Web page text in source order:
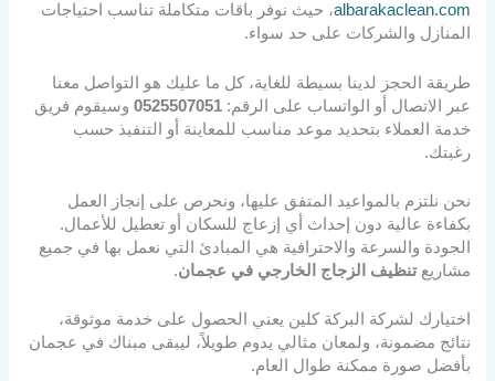
albarakaclean.com، حيث نوفر باقات متكاملة تناسب احتياجات
المنازل والشركات على حد سواء.
طريقة الحجز لدينا بسيطة للغاية، كل ما عليك هو التواصل معنا
عبر الاتصال أو الواتساب على الرقم:0525507051 وسيقوم فريق
خدمة العملاء بتحديد موعد مناسب للمعاينة أو التنفيذ حسب
رغبتك.
نحن نلتزم بالمواعيد المتفق عليها، ونحرص على إنجاز العمل
بكفاءة عالية دون إحداث أي إزعاج للسكان أو تعطيل للأعمال.
الجودة والسرعة والاحترافية هي المبادئ التي نعمل بها في جميع
مشاريعتنظيف الزجاج الخارجي في عجمان.
اختيارك لشركة البركة كلين يعني الحصول على خدمة موثوقة،
نتائج مضمونة، ولمعان مثالي يدوم طويلاً، ليبقى مبناك في عجمان
بأفضل صورة ممكنة طوال العام.